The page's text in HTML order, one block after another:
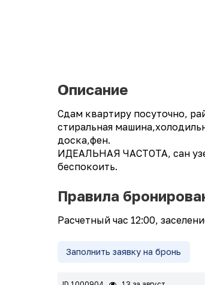
Описание
Сдам квартиру посуточно,
стиральная
доска,фен.
ИДЕАЛЬНАЯ ЧАСТОТА, сан
беспокоить.
Правила
Расчетный час 12:00,
Заполнить заявку на бронь